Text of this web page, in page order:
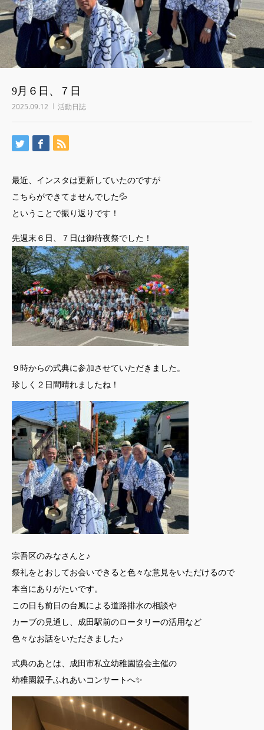
9月６日、７日
2025.09.12 活動日誌
最近、インスタは更新していたのですが
こちらができてませんでした💦
ということで振り返りです！
先週末６日、７日は御待夜祭でした！
９時からの式典に参加させていただきました。
珍しく２日間晴れましたね！
宗吾区のみなさんと♪
祭礼をとおしてお会いできると色々な意見をいただけるので
本当にありがたいです。
この日も前日の台風による道路排水の相談や
カーブの見通し、成田駅前のロータリーの活用など
色々なお話をいただきました♪
式典のあとは、成田市私立幼稚園協会主催の
幼稚園親子ふれあいコンサートへ✨